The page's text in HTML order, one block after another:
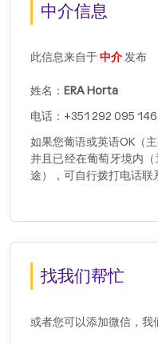
中介信息
此信息来自于中介发布
姓名： ERA Horta
电话：+351 292 095 146
如果您葡语或英语OK（
并且已经在葡萄牙境内
途），可自行拨打电话联
找我们帮忙
或者您可以添加微信，我